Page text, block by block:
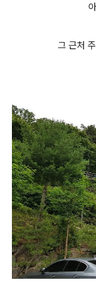
그 근처